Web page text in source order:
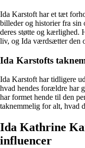
Ida Karstoft har et tæt
billeder og historier fra
deres støtte og kærlighed.
liv, og Ida værdsætter den
Ida Karstofts
Ida Karstoft har tidligere
hvad hendes forældre har
har formet hende til den
taknemmelig for alt, hvad
Ida Kathrine
influencer